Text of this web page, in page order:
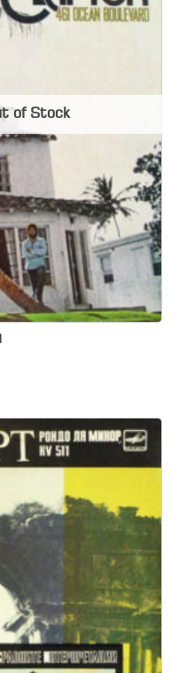
of Stock